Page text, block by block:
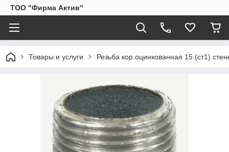
ТОО "Фирма Актив"
Товары и услуги Резьба кор.оцинкованная 15 (ст1)